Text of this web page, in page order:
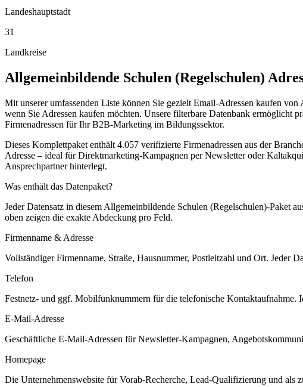
Landeshauptstadt
31
Landkreise
Allgemeinbildende Schulen (Regelschulen)
Mit unserer umfassenden Liste können Sie gezielt Email-Adressen kaufen
wenn Sie Adressen kaufen möchten. Unsere filterbare Datenbank ermöglicht
Firmenadressen für Ihr B2B-Marketing im Bildungssektor.
Dieses Komplettpaket enthält 4.057 verifizierte Firmenadressen aus der
Adresse – ideal für Direktmarketing-Kampagnen per Newsletter oder
Ansprechpartner hinterlegt.
Was enthält das Datenpaket?
Jeder Datensatz in diesem Allgemeinbildende Schulen (Regelschulen)-Paket
oben zeigen die exakte Abdeckung pro Feld.
Firmenname & Adresse
Vollständiger Firmenname, Straße, Hausnummer, Postleitzahl und Ort. Jeder
Telefon
Festnetz- und ggf. Mobilfunknummern für die telefonische Kontaktaufnahme.
E-Mail-Adresse
Geschäftliche E-Mail-Adressen für Newsletter-Kampagnen,
Homepage
Die Unternehmenswebsite für Vorab-Recherche, Lead-Qualifizierung und